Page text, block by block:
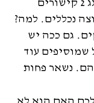
לא טוב במאמר 300 מילים לשים גג 2 קישורים
נכללים. למה?
גם ככה יש
שמוסיפים עוד
נשאר פחות